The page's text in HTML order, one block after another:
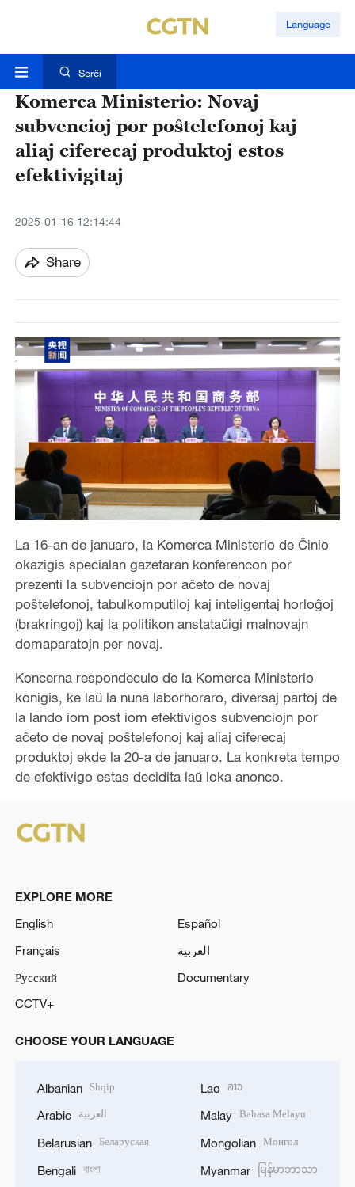
Language
Serĉi
Komerca Ministerio: Novaj
subvencioj por poŝtelefonoj kaj
aliaj ciferecaj produktoj estos
efektivigitaj
2025-01-16 12:14:44
Share
La 16-an de januaro, la Komerca Ministerio de Ĉinio
okazigis specialan gazetaran konferencon por
prezenti la subvenciojn por aĉeto de novaj
poŝtelefonoj, tabulkomputiloj kaj inteligentaj horloĝoj
(brakringoj) kaj la politikon anstataŭigi malnovajn
domaparatojn per novaj.
Koncerna respondeculo de la Komerca Ministerio
konigis, ke laŭ la nuna laborhoraro, diversaj partoj de
la lando iom post iom efektivigos subvenciojn por
aĉeto de novaj poŝtelefonoj kaj aliaj ciferecaj
produktoj ekde la 20-a de januaro. La konkreta tempo
de efektivigo estas decidita laŭloka anonco.
EXPLORE MORE
English
Español
Français
العربية
Русский
Documentary
CCTV+
CHOOSE YOUR LANGUAGE
Albanian Shqip
Arabic العربية
Belarusian Беларуская
Bengali বাংলা
Lao ລາວ
Malay Bahasa Melayu
Mongolian Монгол
Myanmar မြန်မာဘာသာ